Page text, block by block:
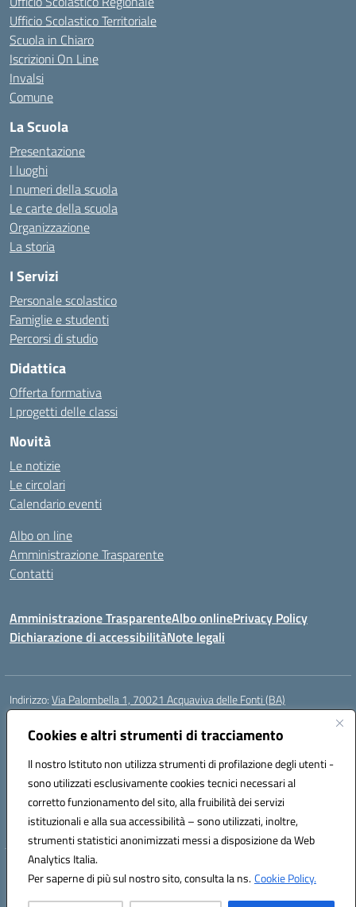
Cookies e altri strumenti di tracciamento
Il nostro Istituto non utilizza strumenti di profilazione degli utenti -
sono utilizzati esclusivamente cookies tecnici necessari al
corretto funzionamento del sito, alla fruibilità dei servizi
istituzionali e alla sua accessibilità – sono utilizzati, inoltre,
strumenti statistici anonimizzati messi a disposizione da Web
Analytics Italia.
Per saperne di più sul nostro sito, consulta la ns.Cookie Policy.
Ufficio Scolastico Territoriale
Scuola in Chiaro
Iscrizioni On Line
Invalsi
Comune
La Scuola
Presentazione
I luoghi
I numeri della scuola
Le carte della scuola
Organizzazione
La storia
I Servizi
Personale scolastico
Famiglie e studenti
Percorsi di studio
Didattica
Offerta formativa
I progetti delle classi
Novità
Le notizie
Le circolari
Calendario eventi
Albo on line
Amministrazione Trasparente
Contatti
Amministrazione TrasparenteAlbo onlinePrivacy Policy
Dichiarazione di accessibilitàNote legali
Indirizzo:Via Palombella 1, 70021 Acquaviva delle Fonti (BA)
Centralino:
Posta elettronica certificata (PEC):baic89400e@pec.istruzione.it
Codice fiscale: 91121590722
Codice meccanografico:baic89400e
Codice Indice delle Pubbliche Amministrazioni (IPA): icddagio
Codice unico di fatturazione (CUF): UFGHCG
Hosting & Powered by 3D Solution S.r.l.
Concept & Design by Designers Italia